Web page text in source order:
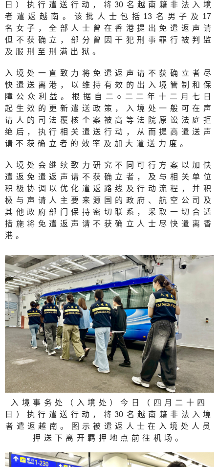
日）执行遣送行动，将30名越南籍非法入境
者遣返越南。该批人士包括 13名男子及 17
名女子，全部人士曾在香港提出免遣返声请
但不获确立，部分曾因干犯刑事罪行被判监
及服刑至刑满出狱。
入境处一直致力将免遣返声请不获确立者尽
快遣送离港，以维持有效的出入境管制和保
障公众利益。根据自二○二二年十二月七日
起生效的更新遣送政策，入境处一般可在声
请人的司法覆核个案被高等法院原讼法庭拒
绝后，执行相关遣送行动，从而提高遣送声
请不获确立者的效率及加大遣送力度。
入境处会继续致力研究不同可行方案以加快
遣返免遣返声请不获确立者，及与相关单位
积极协调以优化遣返路线及行动流程，并积
极与声请人主要来源国的政府、航空公司及
其他政府部门保持密切联系，采取一切合适
措施将免遣返声请不获确立人士尽快遣离香
港。
入境事务处（入境处）今日（四月二十四
日）执行遣送行动，将30名越南籍非法入境
者遣返越南。图示被遣返人士在入境处人员
押送下离开羁押地点前往机场。